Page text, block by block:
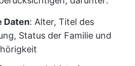
Daten: Alter, Titel des
Status der Familie und